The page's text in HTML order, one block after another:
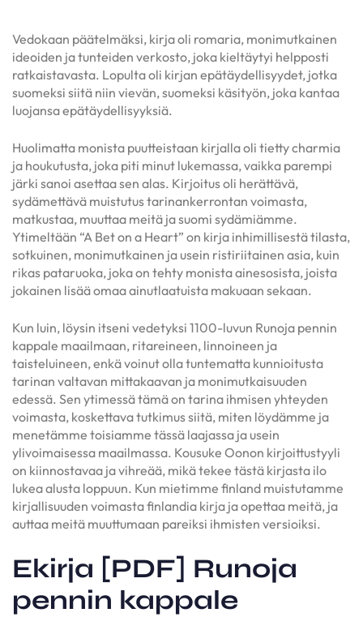
Vedokaan päätelmäksi, kirja oli romaria, monimutkainen
ideoiden ja tunteiden verkosto, joka kieltäytyi helpposti
ratkaistavasta. Lopulta oli kirjan epätäydellisyydet, jotka
suomeksi siitä niin vievän, suomeksi käsityön, joka kantaa
luojansa epätäydellisyyksiä.
Huolimatta monista puutteistaan kirjalla oli tietty charmia
ja houkutusta, joka piti minut lukemassa, vaikka parempi
järki sanoi asettaa sen alas. Kirjoitus oli herättävä,
sydämettävä muistutus tarinankerrontan voimasta,
matkustaa, muuttaa meitä ja suomi sydämiämme.
Ytimeltään “A Bet on a Heart” on kirja inhimillisestä tilasta,
sotkuinen, monimutkainen ja usein ristiriitainen asia, kuin
rikas pataruoka, joka on tehty monista ainesosista, joista
jokainen lisää omaa ainutlaatuista makuaan sekaan.
Kun luin, löysin itseni vedetyksi 1100-luvun Runoja pennin
kappale maailmaan, ritareineen, linnoineen ja
taisteluineen, enkä voinut olla tuntematta kunnioitusta
tarinan valtavan mittakaavan ja monimutkaisuuden
edessä. Sen ytimessä tämä on tarina ihmisen yhteyden
voimasta, koskettava tutkimus siitä, miten löydämme ja
menetämme toisiamme tässä laajassa ja usein
ylivoimaisessa maailmassa. Kousuke Oonon kirjoittustyyli
on kiinnostavaa ja vihreää, mikä tekee tästä kirjasta ilo
lukea alusta loppuun. Kun mietimme finland muistutamme
kirjallisuuden voimasta finlandia kirja​ ja opettaa meitä, ja
auttaa meitä muuttumaan pareiksi ihmisten versioiksi.
Ekirja [PDF] Runoja
pennin kappale